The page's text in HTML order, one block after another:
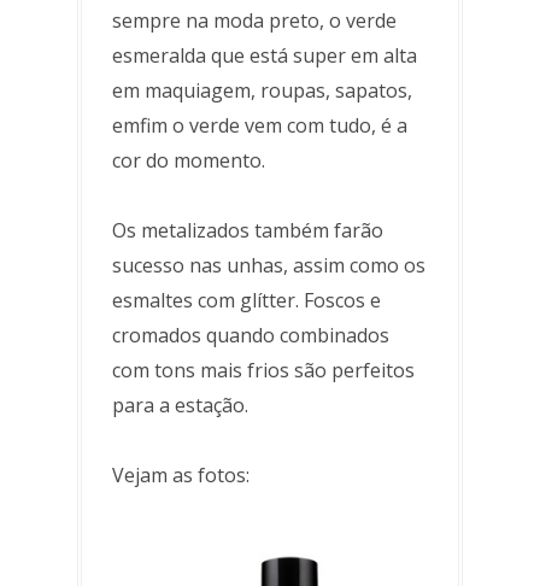
sempre na moda preto, o verde
esmeralda que está super em alta
em maquiagem, roupas, sapatos,
emfim o verde vem com tudo, é a
cor do momento.
Os metalizados também farão
sucesso nas unhas, assim como os
esmaltes com glítter. Foscos e
cromados quando combinados
com tons mais frios são perfeitos
para a estação.
Vejam as fotos: